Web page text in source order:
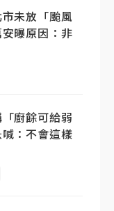
未放「颱風
曝原因：非
廚餘可給弱
：不會這樣